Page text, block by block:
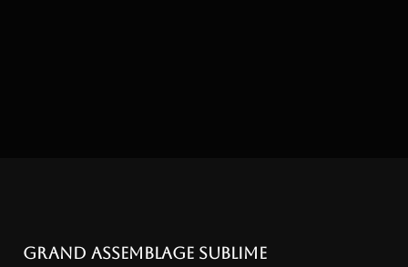
Grand Assemblage Sublime